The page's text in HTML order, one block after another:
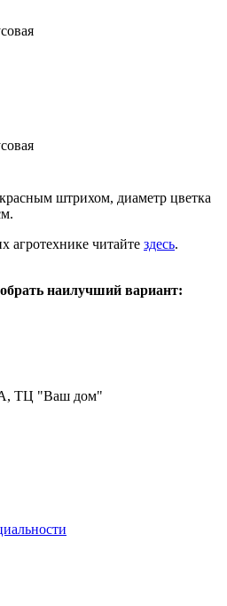
штрихом, диаметр цветка
агротехнике читайте здесь.
наилучший вариант:
ТЦ "Ваш дом"